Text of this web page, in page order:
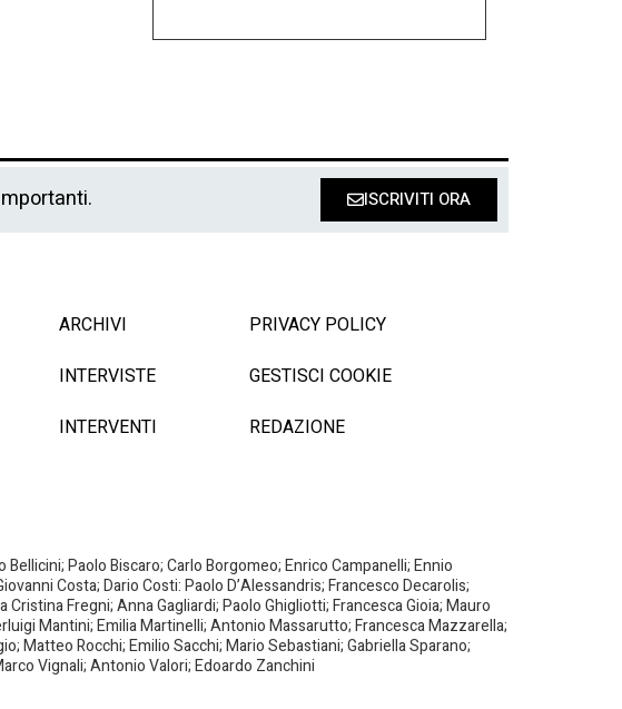
ISCRIVITI ORA
ARCHIVI
INTERVISTE
INTERVENTI
PRIVACY POLICY
GESTISCI COOKIE
REDAZIONE
Paolo Biscaro; Carlo Borgomeo; Enrico Campanelli; Ennio
Costa; Dario Costi: Paolo D’Alessandris; Francesco Decarolis;
Fregni; Anna Gagliardi; Paolo Ghigliotti; Francesca Gioia; Mauro
Mantini; Emilia Martinelli; Antonio Massarutto; Francesca Mazzarella;
Matteo Rocchi; Emilio Sacchi; Mario Sebastiani; Gabriella Sparano;
Vignali; Antonio Valori; Edoardo Zanchini